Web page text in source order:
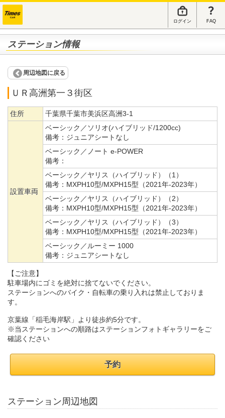
ログイン FAQ
ステーション情報
周辺地図に戻る
ＵＲ高洲第一３街区
住所 千葉県千葉市美浜区高洲3-1
設置車両
ベーシック／ソリオ(ハイブリッド/1200cc)
備考： ジュニアシートなし
ベーシック／ノート e-POWER
備考：
ベーシック／ヤリス（ハイブリッド）（1）
備考： MXPH10型/MXPH15型（2021年-2023年）
ベーシック／ヤリス（ハイブリッド）（2）
備考： MXPH10型/MXPH15型（2021年-2023年）
ベーシック／ヤリス（ハイブリッド）（3）
備考： MXPH10型/MXPH15型（2021年-2023年）
ベーシック／ルーミー 1000
備考： ジュニアシートなし
【ご注意】
駐車場内にゴミを絶対に捨てないでください。
ステーションへのバイク・自転車の乗り入れは禁止しておりま
す。
京葉線「稲毛海岸駅」より徒歩約5分です。
※当ステーションへの順路はステーションフォトギャラリーをご
確認ください
予約
ステーション周辺地図